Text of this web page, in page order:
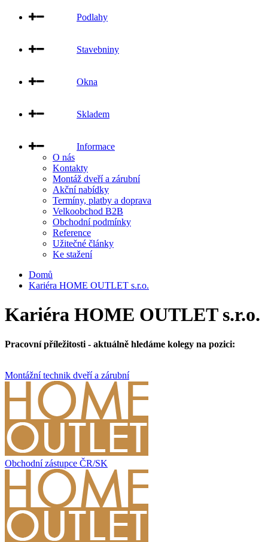
Podlahy
Stavebniny
Okna
Skladem
Informace
O nás
Kontakty
Montáž dveří a zárubní
Akční nabídky
Termíny, platby a doprava
Velkoobchod B2B
Obchodní podmínky
Reference
Užitečné články
Ke stažení
Domů
Kariéra HOME OUTLET s.r.o.
Kariéra HOME OUTLET s.r.o.
Pracovní příležitosti - aktuálně hledáme kolegy na pozici:
Montážní technik dveří a zárubní
Obchodní zástupce ČR/SK